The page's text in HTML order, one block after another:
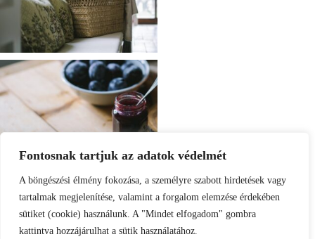
Fontosnak tartjuk az adatok védelmét
A böngészési élmény fokozása, a személyre szabott hirdetések vagy
tartalmak megjelenítése, valamint a forgalom elemzése érdekében
sütiket (cookie) használunk. A "Mindet elfogadom" gombra
kattintva hozzájárulhat a sütik használatához.